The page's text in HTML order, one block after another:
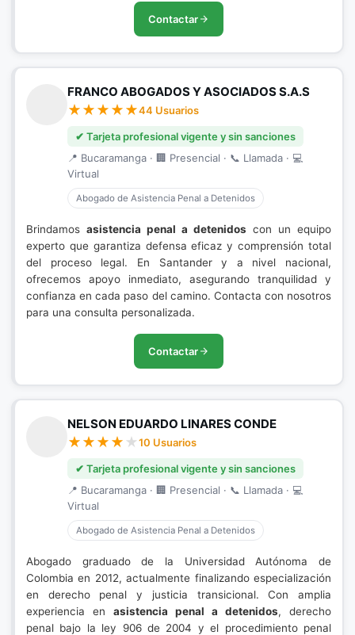
Contactar
FRANCO ABOGADOS Y ASOCIADOS S.A.S
44 Usuarios
✔ Tarjeta profesional vigente y sin sanciones
📍 Bucaramanga · 🏢 Presencial · 📞 Llamada · 💻
Virtual
Abogado de Asistencia Penal a Detenidos
Brindamos asistencia penal a detenidos con un equipo
experto que garantiza defensa eficaz y comprensión total
del proceso legal. En Santander y a nivel nacional,
ofrecemos apoyo inmediato, asegurando tranquilidad y
confianza en cada paso del camino. Contacta con nosotros
para una consulta personalizada.
Contactar
NELSON EDUARDO LINARES CONDE
10 Usuarios
✔ Tarjeta profesional vigente y sin sanciones
📍 Bucaramanga · 🏢 Presencial · 📞 Llamada · 💻
Virtual
Abogado de Asistencia Penal a Detenidos
Abogado graduado de la Universidad Autónoma de
Colombia en 2012, actualmente finalizando especialización
en derecho penal y justicia transicional. Con amplia
experiencia en asistencia penal a detenidos, derecho
penal bajo la ley 906 de 2004 y el procedimiento penal